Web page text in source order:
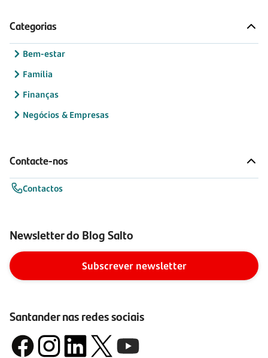
Categorias
Bem-estar
Família
Finanças
Negócios & Empresas
Contacte-nos
Contactos
Newsletter do Blog Salto
Subscrever newsletter
Santander nas redes sociais